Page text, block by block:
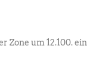
Zone um 12.100.